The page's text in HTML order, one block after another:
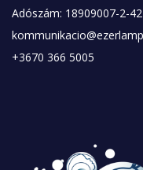
Adószám: 18909007-2-42
+3670 366 5005